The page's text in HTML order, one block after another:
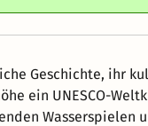
Geschichte, ihr
ein UNESCO-
Wasserspielen